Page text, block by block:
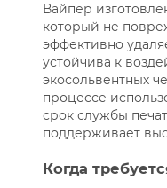
Вайпер
который не
эффективно
устойчива к
экосольвентных
процессе
срок службы
поддерживает
Когда